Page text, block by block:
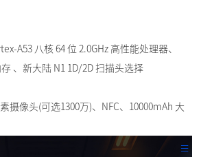
A53 八核 64 位 2.0GHz 高性能处理器、
存 、新大陆 N1 1D/2D 扫描头选择
摄像头(可选1300万)、NFC、10000mAh 大